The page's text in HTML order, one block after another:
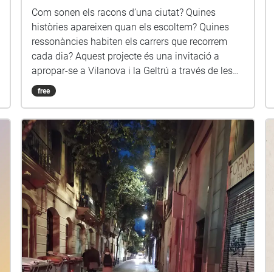
Com sonen els racons d’una ciutat? Quines
històries apareixen quan els escoltem? Quines
ressonàncies habiten els carrers que recorrem
cada dia? Aquest projecte és una invitació a
apropar-se a Vilanova i la Geltrú a través de les
seves sonoritats, ressonàncies i memòries
invisibles. Més que una audioguia o un relat
experiència d’escolta: una manera de caminar la
ciutat deixant-se travessar pels sons, les veus, les
músiques i les reverberacions que conformen la
seva vida quotidiana. Al llarg del passeig,
diferents punts del mapa activen peces sonores
creades específicament per a aquests llocs a
partir de relats d’habitants, llegendes, cançons
populars, paisatges sonors i imaginaris locals. En
escoltar-les in situ, diferents temps se
superposen i revelen les múltiples capes que
free